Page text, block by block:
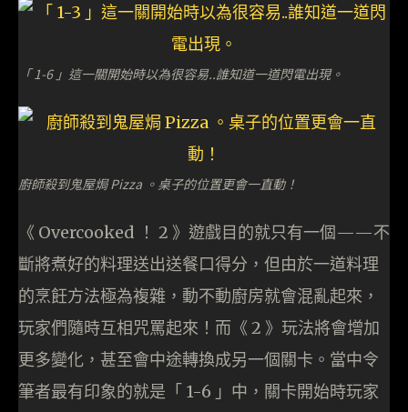
「 1-6 」這一關開始時以為很容易..誰知道一道閃電出現。
廚師殺到鬼屋焗 Pizza 。桌子的位置更會一直動！
《 Overcooked ！ 2 》遊戲目的就只有一個——不
斷將煮好的料理送出送餐口得分，但由於一道料理
的烹飪方法極為複雜，動不動廚房就會混亂起來，
玩家們隨時互相咒罵起來！而《 2 》玩法將會增加
更多變化，甚至會中途轉換成另一個關卡。當中令
筆者最有印象的就是「 1-6 」中，關卡開始時玩家